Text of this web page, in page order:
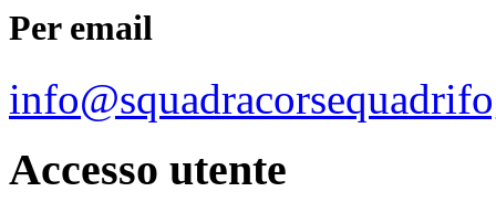
Per email
Accesso utente